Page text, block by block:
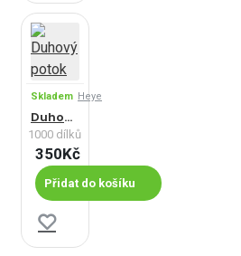
Skladem Heye
Duhový potok
1000 dílků
350Kč
Přidat do košíku